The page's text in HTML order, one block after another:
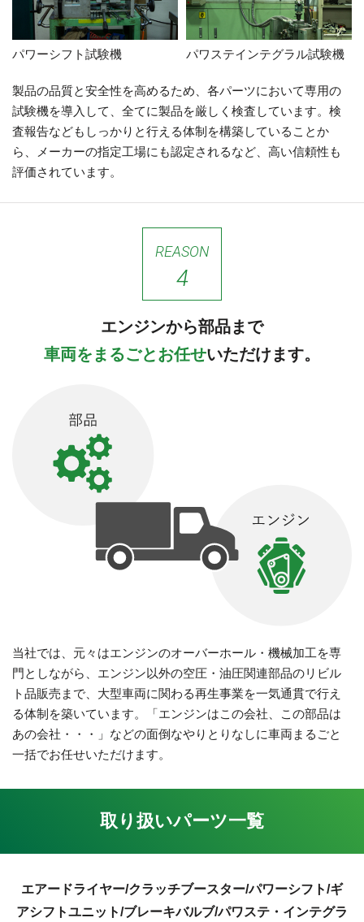
パワーシフト試験機 パワステインテグラル試験機
製品の品質と安全性を高めるため、各パーツにおいて専用の
試験機を導入して、全てに製品を厳しく検査しています。検
査報告などもしっかりと行える体制を構築していることか
ら、メーカーの指定工場にも認定されるなど、高い信頼性も
評価されています。
REASON
4
エンジンから部品まで
車両をまるごとお任せいただけます。
当社では、元々はエンジンのオーバーホール・機械加工を専
門としながら、エンジン以外の空圧・油圧関連部品のリビル
ト品販売まで、大型車両に関わる再生事業を一気通貫で行え
る体制を築いています。「エンジンはこの会社、この部品は
あの会社・・・」などの面倒なやりとりなしに車両まるごと
一括でお任せいただけます。
取り扱いパーツ一覧
エアードライヤー/クラッチブースター/パワーシフト/ギ
アシフトユニット/ブレーキバルブ/パワステ・インテグラ